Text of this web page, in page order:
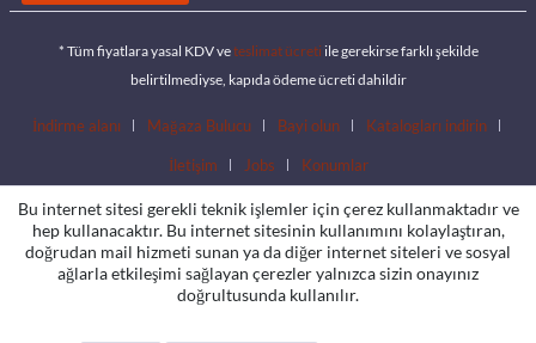
* Tüm fiyatlara yasal KDV veteslimat ücreti ile gerekirse farklı şekilde
belirtilmediyse, kapıda ödeme ücreti dahildir
İndirme alanı Mağaza Bulucu Bayi olun Katalogları indirin
İletişim Jobs Konumlar
Bu internet sitesi gerekli teknik işlemler için çerez kullanmaktadır ve
hep kullanacaktır. Bu internet sitesinin kullanımını kolaylaştıran,
doğrudan mail hizmeti sunan ya da diğer internet siteleri ve sosyal
ağlarla etkileşimi sağlayan çerezler yalnızca sizin onayınız
doğrultusunda kullanılır.